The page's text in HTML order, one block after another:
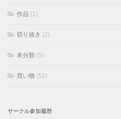
作品 (1)
切り抜き (2)
未分類 (5)
買い物 (52)
サークル参加履歴